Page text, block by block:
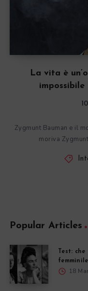
La vita è
Zygmunt Bauman e il
moriva
Popular Articles
Test:
femminile
18